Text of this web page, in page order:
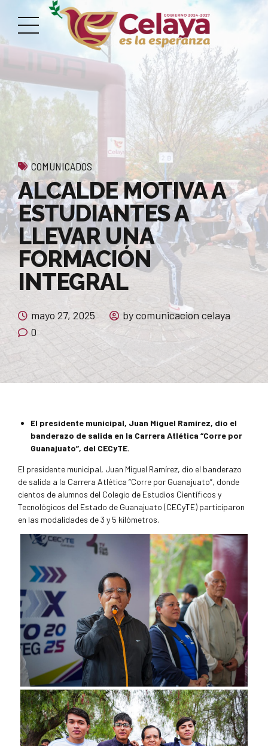
COMUNICADOS
ALCALDE MOTIVA A
ESTUDIANTES A
LLEVAR UNA
FORMACIÓN
INTEGRAL
mayo 27, 2025
by comunicacion celaya
0
El presidente municipal, Juan Miguel Ramírez, dio el
banderazo de salida en la Carrera Atlética “Corre por
Guanajuato”, del CECyTE.
El presidente municipal, Juan Miguel Ramírez, dio el banderazo
de salida a la Carrera Atlética “Corre por Guanajuato”, donde
cientos de alumnos del Colegio de Estudios Científicos y
Tecnológicos del Estado de Guanajuato (CECyTE) participaron
en las modalidades de 3 y 5 kilómetros.